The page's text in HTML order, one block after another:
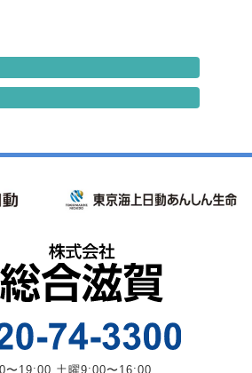
〜19:00 土曜9:00〜16:00